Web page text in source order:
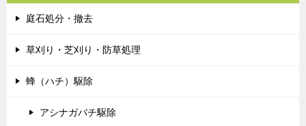
庭石処分・撤去
草刈り・芝刈り・防草処理
蜂（ハチ）駆除
アシナガバチ駆除